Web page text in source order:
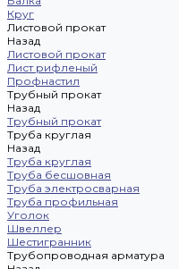
Круг
Листовой прокат
Назад
Листовой прокат
Лист рифленый
Профнастил
Трубный прокат
Назад
Трубный прокат
Труба круглая
Назад
Труба круглая
Труба бесшовная
Труба электросварная
Труба профильная
Уголок
Швеллер
Шестигранник
Трубопроводная арматура